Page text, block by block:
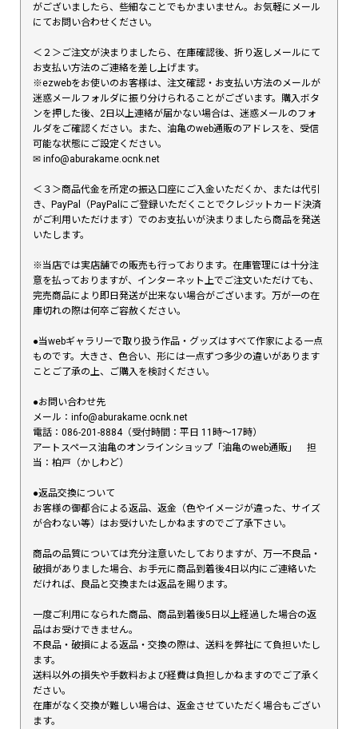
がございましたら、些細なことでもかまいません。お気軽にメール
にてお問い合わせください。
＜２＞ご注文が決まりましたら、在庫確認後、折り返しメールにて
お支払い方法のご連絡を差し上げます。
※ezwebをお使いのお客様は、注文確認・お支払い方法のメールが
迷惑メールフォルダに振り分けられることがございます。購入ボタ
ンを押した後、2日以上連絡が届かない場合は、迷惑メールのフォ
ルダをご確認ください。また、油亀のweb通販のアドレスを、受信
可能な状態にご設定ください。
✉︎ info@aburakame.ocnk.net
＜３＞商品代金を所定の振込口座にご入金いただくか、または代引
き、PayPal（PayPalにご登録いただくことでクレジットカード決済
がご利用いただけます）でのお支払いが決まりましたら商品を発送
いたします。
※当店では実店舗での販売も行っております。在庫管理には十分注
意を払っておりますが、インターネット上でご注文いただけても、
完売商品により即日発送が出来ない場合がございます。万が一の在
庫切れの際は何卒ご容赦ください。
●当webギャラリーで取り扱う作品・グッズはすべて作家による一点
ものです。大きさ、色合い、形には一点ずつ多少の違いがあります
ことご了承の上、ご購入を検討ください。
●お問い合わせ先
メール：info@aburakame.ocnk.net
電話：086-201-8884（受付時間：平日 11時〜17時）
アートスペース油亀のオンラインショップ「油亀のweb通販」 担
当：柏戸（かしわど）
●返品交換について
お客様の御都合による返品、返金（色やイメージが違った、サイズ
が合わない等）はお受けいたしかねますのでご了承下さい。
商品の品質については充分注意いたしておりますが、万一不良品・
破損がありました場合、お手元に商品到着後4日以内にご連絡いた
だければ、良品と交換または返品を賜ります。
一度ご利用になられた商品、商品到着後5日以上経過した場合の返
品はお受けできません。
不良品・破損による返品・交換の際は、送料を弊社にて負担いたし
ます。
送料以外の損失や手数料および経費は負担しかねますのでご了承く
ださい。
在庫がなく交換が難しい場合は、返金させていただく場合もござい
ます。